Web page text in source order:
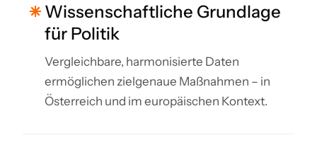
Wissenschaftliche Grundlage
für Politik
Vergleichbare, harmonisierte Daten
ermöglichen zielgenaue Maßnahmen – in
Österreich und im europäischen Kontext.